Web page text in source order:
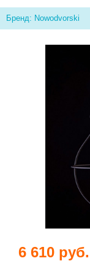
Бренд: Nowodvorski
6 610 руб.